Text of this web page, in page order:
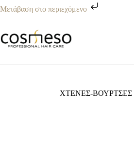
Μετάβαση στο περιεχόμενο
περιεχόμενο
ΧΤΕΝΕΣ-ΒΟΥΡΤΣΕΣ